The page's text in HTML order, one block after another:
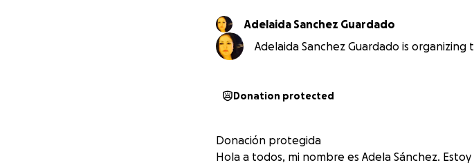
Adelaida Sanchez Guardado
Adelaida Sanchez Guardado is organizing
Donation protected
Donación protegida
Hola a todos, mi nombre es Adela Sánchez.